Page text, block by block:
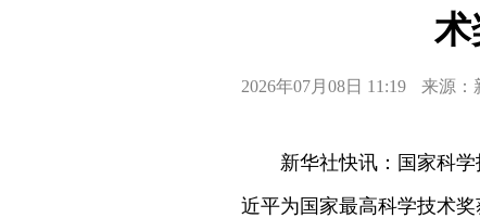
2026年07月08日 11:19 来源：
新华社快讯：国家科
近平为国家最高科学技术奖